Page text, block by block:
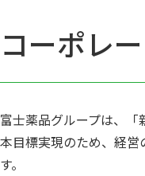
コーポレ
富士薬品グループは、「
本目標実現のため、経
す。